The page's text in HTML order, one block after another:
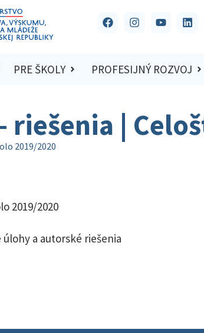
PRE ŠKOLY PROFESIJNÝ ROZVOJ
riešenia |
2019/2020
2019/2020
úlohy a autorské riešenia